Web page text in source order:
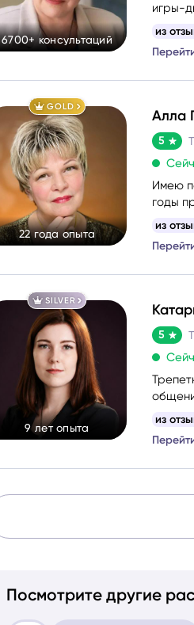
6700+ консультаций
игры-
стыке
из
GOLD
22 года опыта
Алла
5
Имею
годы
и
из
SILVER
9 лет опыта
5
из
Посмотрите другие